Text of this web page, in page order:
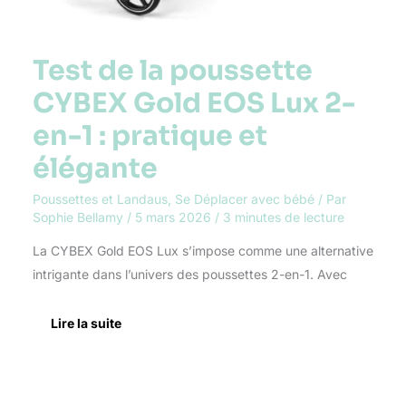
Test de la poussette
CYBEX Gold EOS Lux 2-
en-1 : pratique et
élégante
Poussettes et Landaus, Se Déplacer avec bébé/ Par
Sophie Bellamy / 5 mars 2026 / 3 minutes de lecture
La CYBEX Gold EOS Lux s’impose comme une alternative
intrigante dans l’univers des poussettes 2-en-1. Avec
Lire la suite